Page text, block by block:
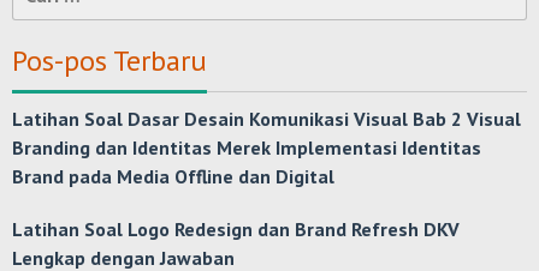
untuk:
Pos-pos Terbaru
Latihan Soal Dasar Desain Komunikasi Visual Bab 2 Visual
Branding dan Identitas Merek Implementasi Identitas
Brand pada Media Offline dan Digital
Latihan Soal Logo Redesign dan Brand Refresh DKV
Lengkap dengan Jawaban